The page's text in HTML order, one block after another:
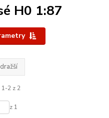
H0 1:87
2 z 2
z 1